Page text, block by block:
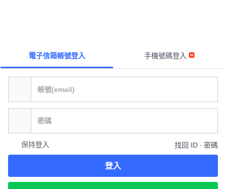
電子信箱帳號登入 手機號碼登入
保持登入 找回 ID ∙ 密碼
登入